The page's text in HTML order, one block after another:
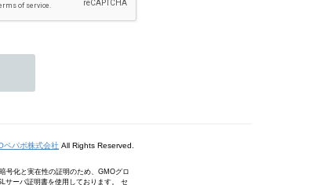
ペパボ株式会社 All Rights Reserved.
号化と実在性の証明のため、GMOグロ
サーバ証明書を使用しております。 セ